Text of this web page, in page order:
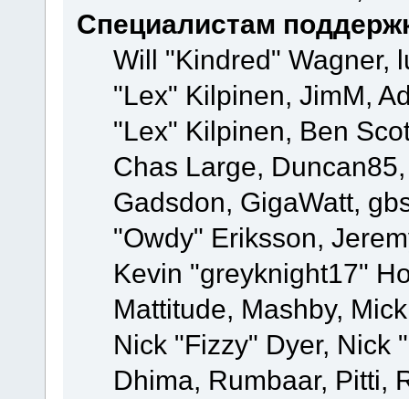
Специалистам
Will "Kindred" Wagner,
"Lex" Kilpinen, JimM,
"Lex" Kilpinen, Ben
Chas Large,
Gadsdon, GigaWatt,
"Owdy" Eriksson,
Kevin "greyknight17"
Mattitude, Mashby,
Nick "Fizzy" Dyer, Nick
Dhima, Rumbaar, Pitti,